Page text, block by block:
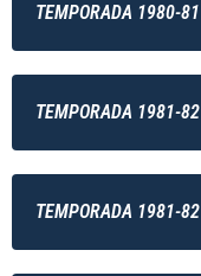
TEMPORADA 1980-81
TEMPORADA 1981-82
TEMPORADA 1981-82